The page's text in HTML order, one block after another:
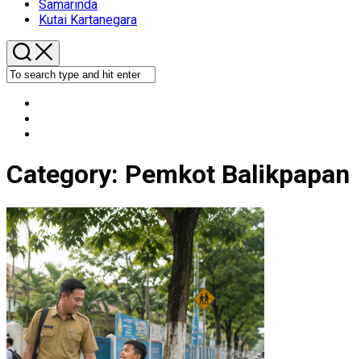
Samarinda
Kutai Kartanegara
Category: Pemkot Balikpapan